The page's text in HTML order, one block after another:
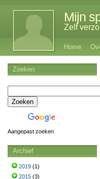
Mijn
Zelf
Home
Zoeken
Aangepast zoeken
Archief
2019 (1)
2015 (3)